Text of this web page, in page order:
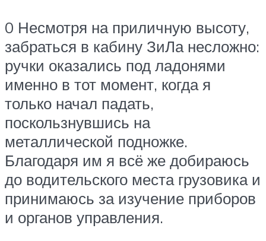
0 Несмотря на приличную высоту,
забраться в кабину ЗиЛа несложно:
ручки оказались под ладонями
именно в тот момент, когда я
только начал падать,
поскользнувшись на
металлической подножке.
Благодаря им я всё же добираюсь
до водительского места грузовика и
принимаюсь за изучение приборов
и органов управления.